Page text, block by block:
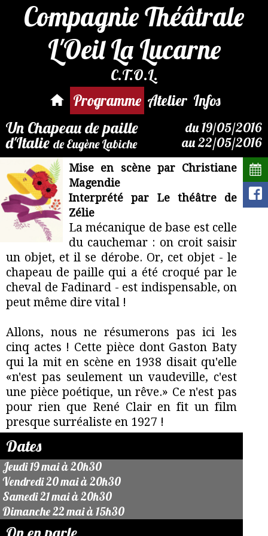
Compagnie Théâtrale
L'Oeil La Lucarne
C.T.O.L.
Programme Atelier Infos
Un Chapeau de paille
d'Italiede Eugène Labiche
du 19/05/2016
au 22/05/2016
Chapeau de
Mise en scène par Christiane
Magendie
Interprété par Le théâtre de
Zélie
La mécanique de base est celle
du cauchemar : on croit saisir
un objet, et il se dérobe. Or, cet objet - le
chapeau de paille qui a été croqué par le
cheval de Fadinard - est indispensable, on
peut même dire vital !
Allons, nous ne résumerons pas ici les
cinq actes ! Cette pièce dont Gaston Baty
qui la mit en scène en 1938 disait qu'elle
«n'est pas seulement un vaudeville, c'est
une pièce poétique, un rêve.» Ce n'est pas
pour rien que René Clair en fit un film
presque surréaliste en 1927 !
Dates
Jeudi 19 mai à 20h30
Vendredi 20 mai à 20h30
Samedi 21 mai à 20h30
Dimanche 22 mai à 15h30